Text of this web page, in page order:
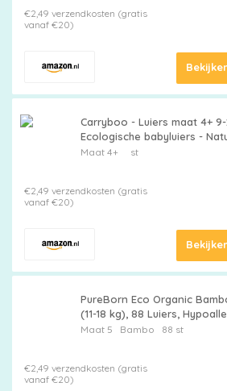
€2,49 verzendkosten (gratis
vanaf €20)
Carryboo - Luiers maat 4+
Ecologische babyluiers -
babyverzorging,
Maat 4+ st
€2,49 verzendkosten (gratis
vanaf €20)
PureBorn Eco Organic
(11-18 kg), 88 Luiers,
Ultrazacht, Milieuvriendelijk,
Maat 5 Bambo 88 st
€2,49 verzendkosten (gratis
vanaf €20)